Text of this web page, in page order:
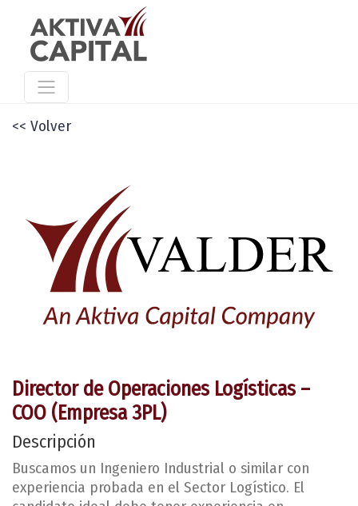
<< Volver
Director de Operaciones Logísticas –
COO (Empresa 3PL)
Descripción
Buscamos un Ingeniero Industrial o similar con
experiencia probada en el Sector Logístico. El